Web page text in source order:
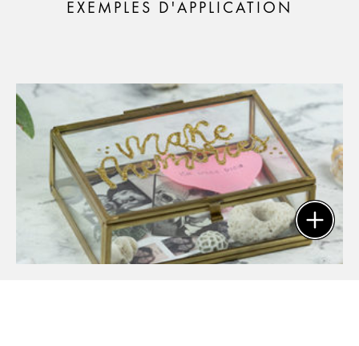
EXEMPLES D'APPLICATION